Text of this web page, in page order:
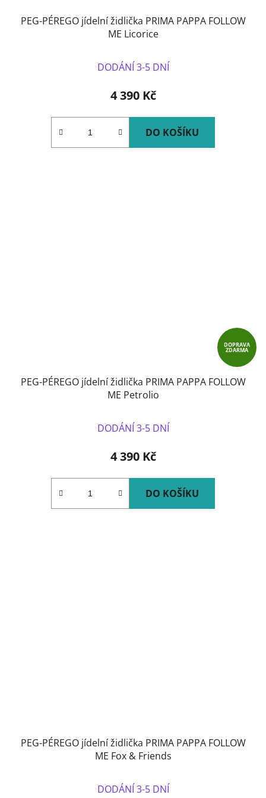
PEG-PÉREGO jídelní židlička PRIMA PAPPA FOLLOW
ME Licorice
DODÁNÍ 3-5 DNÍ
4 390 Kč
DO KOŠÍKU
DOPRAVA
ZDARMA
PEG-PÉREGO jídelní židlička PRIMA PAPPA FOLLOW
ME Petrolio
DODÁNÍ 3-5 DNÍ
4 390 Kč
DO KOŠÍKU
PEG-PÉREGO jídelní židlička PRIMA PAPPA FOLLOW
ME Fox & Friends
DODÁNÍ 3-5 DNÍ